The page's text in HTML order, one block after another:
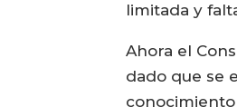
limitada y
Ahora el
dado que se